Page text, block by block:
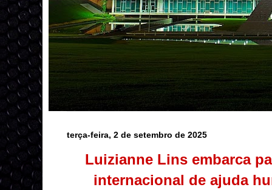
terça-feira, 2 de setembro de 2025
Luizianne Lins embarca
internacional de ajuda